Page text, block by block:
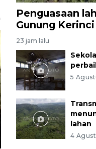
Penguasaan
Gunung Kerinci
23 jam lalu
5
lahan
4